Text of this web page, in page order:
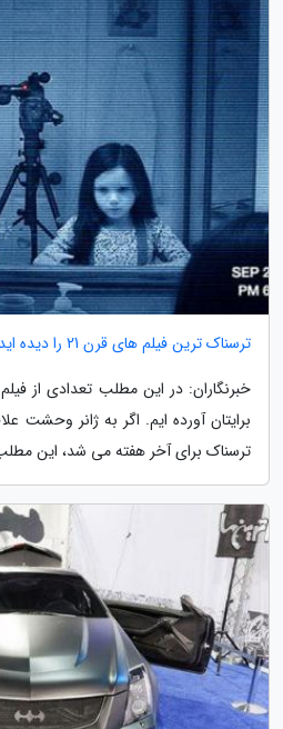
ترسناک ترین فیلم های قرن 21 را دیده اید؟
برایتان آورده ایم. اگر به ژانر وحشت
ترسناک برای آخر هفته می شد، این